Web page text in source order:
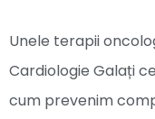
Unele terapii
Cardiologie Galați
cum prevenim